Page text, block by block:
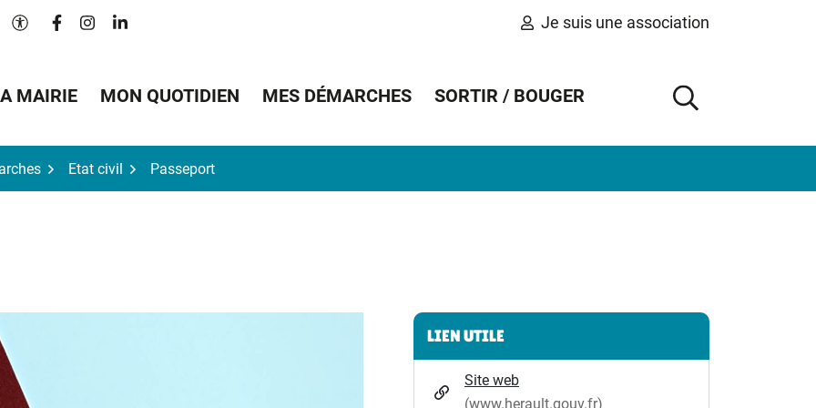
Paramètres d'accessibilité
Lien vers le compte Facebook
Lien vers le compte Instagram
Lien vers le compte Linkedin Je suis une association
MAIRIE MON QUOTIDIEN MES DÉMARCHES SORTIR / BOUGER
AFFICHER
Etat civil Passeport
Informations complémentaires
LIEN UTILE
Site web
(www.herault.gouv.fr)